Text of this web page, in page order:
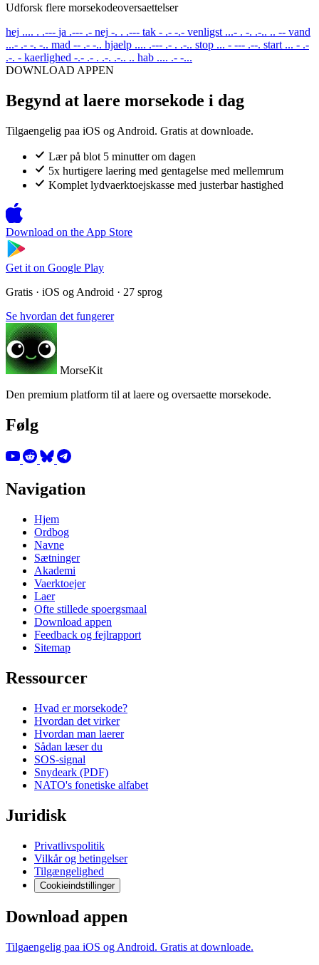
Udforsk flere morsekodeoversaettelser
hej .... . .--- ja .--- .- nej -. . .--- tak - .- -.- venligst ...- . -. .-.. .. -- vand
...- .- -. -.. mad -- .- -.. hjaelp .... .--- .- . .-.. stop ... - --- .--. start ... - .-
.-. - kaerlighed -.- .- . .-. .-.. .. hab .... .- -...
DOWNLOAD APPEN
Begynd at laere morsekode i dag
Tilgaengelig paa iOS og Android. Gratis at downloade.
Lær på blot 5 minutter om dagen
5x hurtigere laering med gentagelse med mellemrum
Komplet lydvaerktoejskasse med justerbar hastighed
Download on the App Store
Get it on Google Play
Gratis · iOS og Android · 27 sprog
Se hvordan det fungerer
MorseKit
Den premium platform til at laere og oversaette morsekode.
Følg
Navigation
Hjem
Ordbog
Navne
Sætninger
Akademi
Vaerktoejer
Laer
Ofte stillede spoergsmaal
Download appen
Feedback og fejlrapport
Sitemap
Ressourcer
Hvad er morsekode?
Hvordan det virker
Hvordan man laerer
Sådan læser du
SOS-signal
Snydeark (PDF)
NATO's fonetiske alfabet
Juridisk
Privatlivspolitik
Vilkår og betingelser
Tilgængelighed
Cookieindstillinger
Download appen
Tilgaengelig paa iOS og Android. Gratis at downloade.